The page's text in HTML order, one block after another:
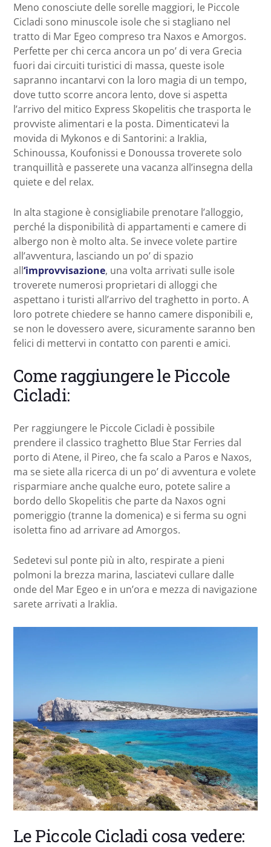
Meno conosciute delle sorelle maggiori, le Piccole
Cicladi sono minuscole isole che si stagliano nel
tratto di Mar Egeo compreso tra Naxos e Amorgos.
Perfette per chi cerca ancora un po’ di vera Grecia
fuori dai circuiti turistici di massa, queste isole
sapranno incantarvi con la loro magia di un tempo,
dove tutto scorre ancora lento, dove si aspetta
l’arrivo del mitico Express Skopelitis che trasporta le
provviste alimentari e la posta. Dimenticatevi la
movida di Mykonos e di Santorini: a Iraklia,
Schinoussa, Koufonissi e Donoussa troverete solo
tranquillità e passerete una vacanza all’insegna della
quiete e del relax.
In alta stagione è consigliabile prenotare l’alloggio,
perché la disponibilità di appartamenti e camere di
albergo non è molto alta. Se invece volete partire
all’avventura, lasciando un po’ di spazio
all‘improvvisazione, una volta arrivati sulle isole
troverete numerosi proprietari di alloggi che
aspettano i turisti all’arrivo del traghetto in porto. A
loro potrete chiedere se hanno camere disponibili e,
se non le dovessero avere, sicuramente saranno ben
felici di mettervi in contatto con parenti e amici.
Come raggiungere le Piccole
Cicladi:
Per raggiungere le Piccole Cicladi è possibile
prendere il classico traghetto Blue Star Ferries dal
porto di Atene, il Pireo, che fa scalo a Paros e Naxos,
ma se siete alla ricerca di un po’ di avventura e volete
risparmiare anche qualche euro, potete salire a
bordo dello Skopelitis che parte da Naxos ogni
pomeriggio (tranne la domenica) e si ferma su ogni
isoletta fino ad arrivare ad Amorgos.
Sedetevi sul ponte più in alto, respirate a pieni
polmoni la brezza marina, lasciatevi cullare dalle
onde del Mar Egeo e in un’ora e mezza di navigazione
sarete arrivati a Iraklia.
Le Piccole Cicladi cosa vedere: